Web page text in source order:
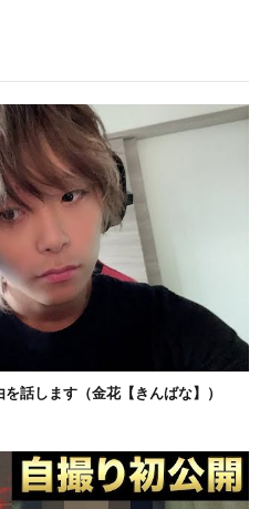
話します（金花【きんばな】）